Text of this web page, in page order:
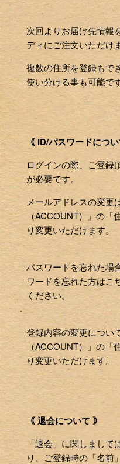
次回よりお届け先情報
ディにご注文いただけ
複数の住所を登録もで
使い分ける事も可能で
｟ ID/パスワードについ
ログインの際、ご登録
が必要です。
メールアドレスの変更
（ACCOUNT）」の
り変更いただけます。
パスワードを忘れた場
ワードを忘れた方はこ
ください。
登録内容の変更につい
（ACCOUNT）」の
り変更いただけます。
｟ 退会について ｠
「退会」に関しまし
り、ご登録時の「名前